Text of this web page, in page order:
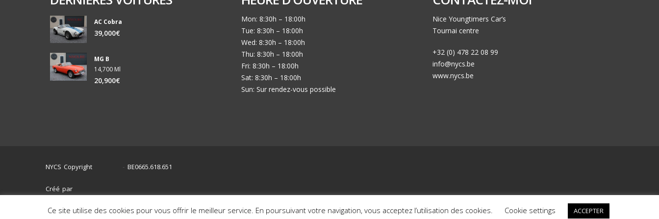
AC Cobra
39,000€
MG B
14,700 Ml
20,900€
Mon: 8:30h – 18:00h
Tue: 8:30h – 18:00h
Wed: 8:30h – 18:00h
Thu: 8:30h – 18:00h
Fri: 8:30h – 18:00h
Sat: 8:30h – 18:00h
Sun: Sur rendez-vous possible
Nice Youngtimers Car’s
Tournai centre
+32 (0) 478 22 08 99
info@nycs.be
www.nycs.be
NYCS Copyright - BE0665.618.651
Créé par
Ce site utilise des cookies pour vous offrir le meilleur service. En poursuivant votre navigation, vous acceptez l’utilisation des cookies. Cookie settings ACCEPTER